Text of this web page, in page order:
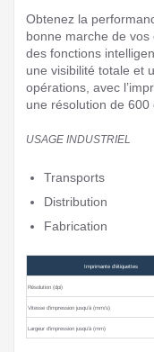
Obtenez la
bonne marche de
des fonctions
une visibilité totale et
opérations, avec
une résolution de 600
USAGE INDUSTRIEL
Transports
Distribution
Fabrication
Imprimante d’étiquettes
Résolution (dpi)
Vitesse d’impression jusqu’à (mm/s)
Largeur d’impression jusqu’à (mm)